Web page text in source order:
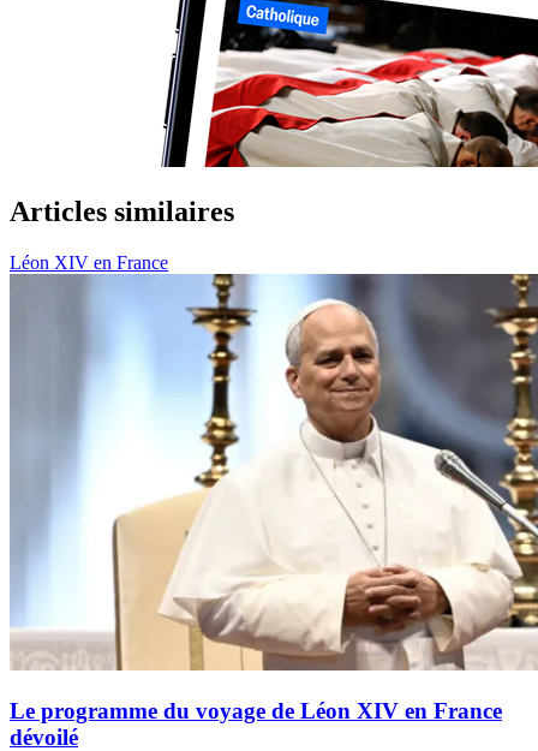
Articles similaires
Léon XIV en France
Le programme du voyage de Léon XIV en France
dévoilé